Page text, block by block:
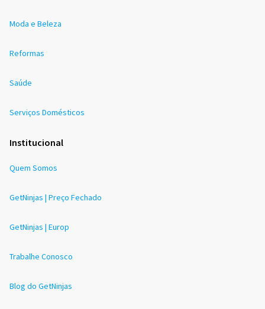
Moda e Beleza
Reformas
Saúde
Serviços Domésticos
Institucional
Quem Somos
GetNinjas | Preço Fechado
GetNinjas | Europ
Trabalhe Conosco
Blog do GetNinjas